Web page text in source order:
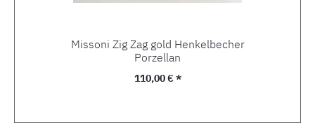
Missoni Zig Zag gold Henkelbecher
Porzellan
Regulärer Preis:
110,00 € *